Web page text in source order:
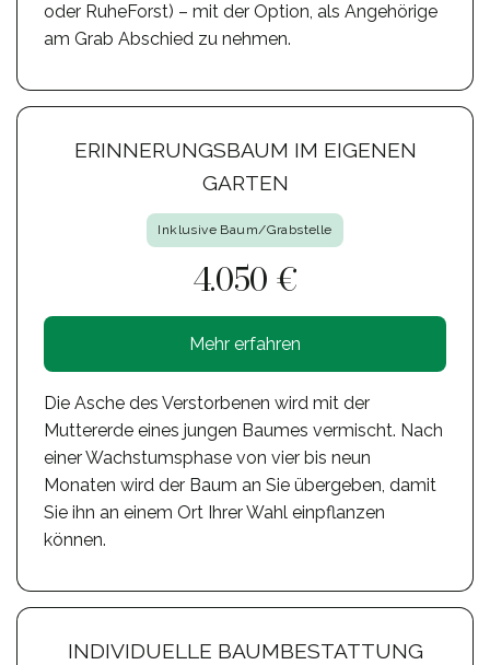
oder RuheForst) – mit der Option, als Angehörige
am Grab Abschied zu nehmen.
ERINNERUNGSBAUM IM EIGENEN
GARTEN
Inklusive Baum/Grabstelle
4.050 €
Mehr erfahren
Die Asche des Verstorbenen wird mit der
Muttererde eines jungen Baumes vermischt. Nach
einer Wachstumsphase von vier bis neun
Monaten wird der Baum an Sie übergeben, damit
Sie ihn an einem Ort Ihrer Wahl einpflanzen
können.
INDIVIDUELLE BAUMBESTATTUNG